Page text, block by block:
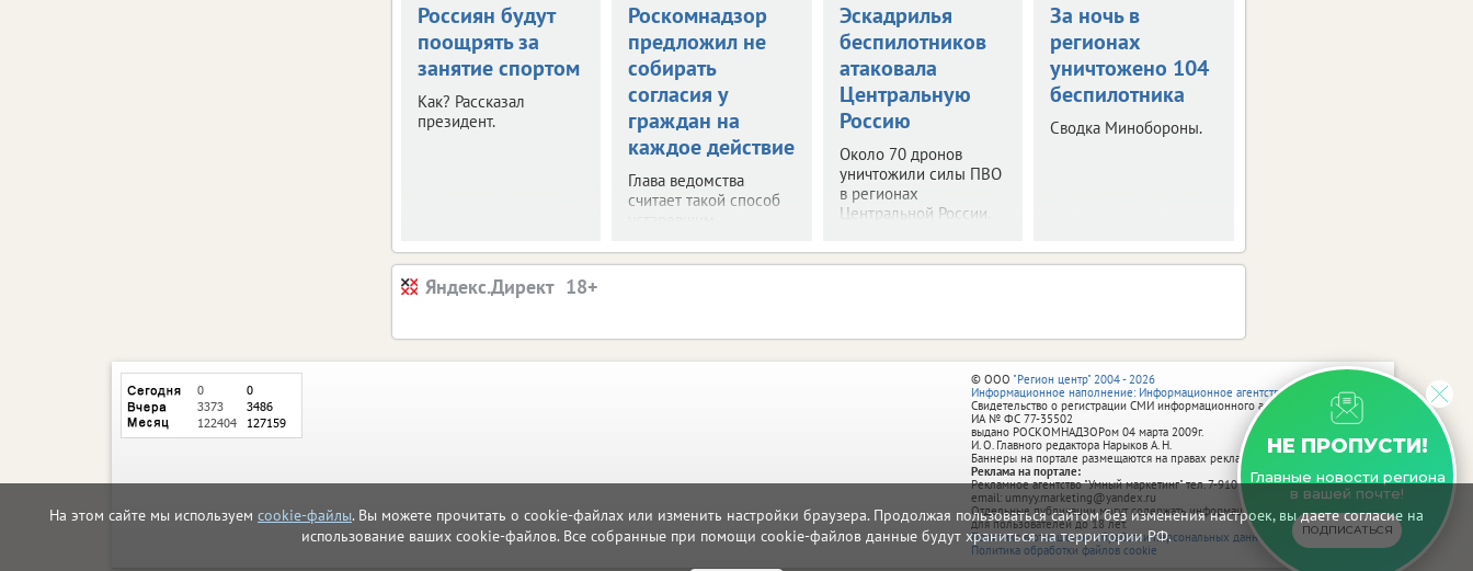
На этом сайте мы используем cookie-файлы. Вы можете прочитать о cookie-файлах или изменить настройки браузера. Продолжая пользоваться сайтом без изменения настроек, вы даете согласие на
использование ваших cookie-файлов. Все собранные при помощи cookie-файлов данные будут храниться на территории РФ.
Россиян будут
поощрять за
занятие спортом
Как? Рассказал
президент.
Роскомнадзор
предложил не
собирать
согласия у
граждан на
каждое действие
Глава ведомства
считает такой способ
Эскадрилья
беспилотников
атаковала
Центральную
Россию
Около 70 дронов
уничтожили силы ПВО
в регионах
Центральной России.
За ночь в
регионах
уничтожено 104
беспилотника
Сводка Минобороны.
Яндекс.Директ
НЕ ПРОПУСТИ!
Главные новости региона
в вашей почте!
ПОДПИСАТЬСЯ
© ООО "Регион центр" 2004 - 2026
Информационное наполнение: Информационное агентство vRossii.ru
Свидетельство о регистрации СМИ информационного агентства vRossii.ru
ИА № ФС 77‑35502
выдано РОСКОМНАДЗОРом 04 марта 2009г.
И. О. Главного редактора Нарыков А. Н.
Баннеры на портале размещаются на правах рекламы.
Реклама на портале:
Рекламное агентство "Умный маркетинг" тел. 7-910-267-70-40,
email: umnyy.marketing@yandex.ru
Отдельные публикации могут содержать информацию, не предназначенную
для пользователей до 18 лет.
Политика в отношении обработки персональных данных
Политика обработки файлов cookie